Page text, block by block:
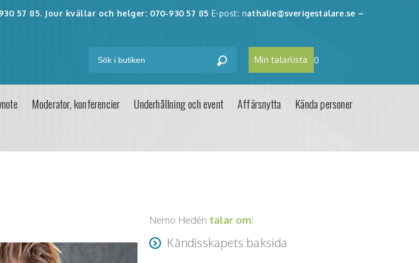
57 85. Jour kvällar och helger: 070-930 57 85 E-post: nathalie@sverigestalare.se –
Min talarlista 0
Moderator, konferencier Underhållning och event Affärsnytta
Kända personer
Nemo Hedén talar om:
Kändisskapets baksida